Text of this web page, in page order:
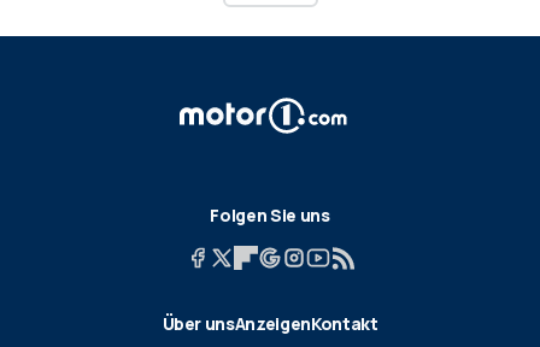
Folgen Sie uns
Über unsAnzeigenKontakt